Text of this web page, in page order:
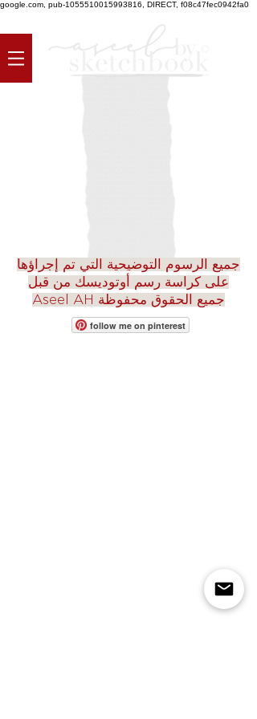
google.com, pub-1055510015993816, DIRECT, f08c47fec0942fa0
جميع الرسوم التوضيحية التي تم إجراؤها
على كراسة رسم أوتوديسك من قبل
Aseel AH جميع الحقوق محفوظة
follow me on pinterest